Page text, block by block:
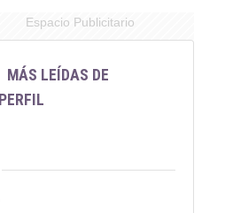
Espacio Publicitario
MÁS LEÍDAS DE
PERFIL